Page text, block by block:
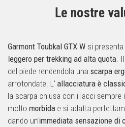
Le nostre
Garmont Toubkal GTX W si
leggero per trekking ad alta quota .
del piede rendendola una scarpa
arrotondate. L' allacciatura è
la scarpa chiusa con i lacci sempre
molto morbida e si adatta
dando un’immediata sensazione di